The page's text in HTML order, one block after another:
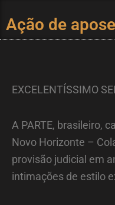
Ação de
EXCELENTÍSSIMO
A PARTE, brasileiro,
Novo Horizonte –
provisão judicial em
intimações de estilo